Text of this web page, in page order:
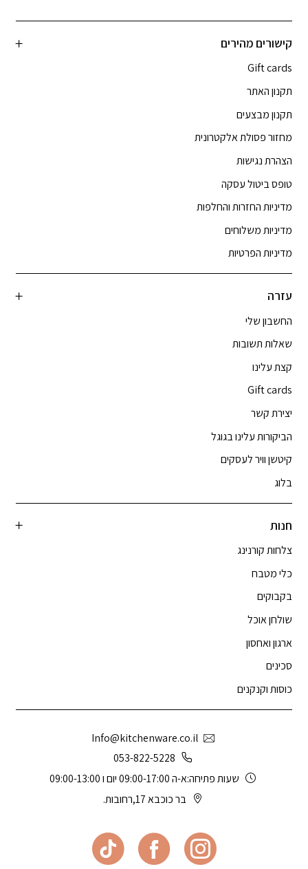
קישורים מהירים
Gift cards
תקנון האתר
תקנון מבצעים
מחזור פסולת אלקטרונית
הצהרת נגישות
טופס ביטול עסקה
מדיניות החזרות והחלפות
מדיניות משלוחים
מדיניות הפרטיות
עזרה
החשבון שלי
שאלות תשובות
קצת עלינו
Gift cards
יצירת קשר
הביקורות עלינו בגוגל
קיטשן וויר לעסקים
בלוג
חנות
צלחות קורנינג
כלי מטבח
בקבוקים
שולחן אוכל
ארגון ואחסון
סכינים
כוסות וקנקנים
Info@kitchenware.co.il
053-822-5228
שעות פתיחה:א-ה 09:00-17:00 יום ו 09:00-13:00
בר כוכבא 17,רחובות.